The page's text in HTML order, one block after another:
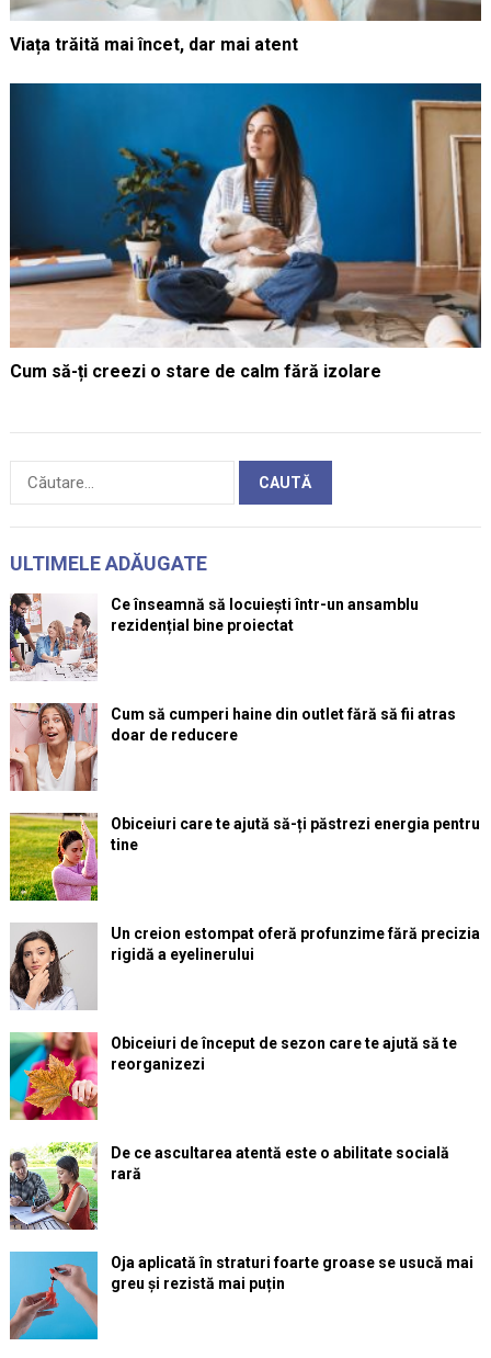
Viața trăită mai încet, dar mai atent
Cum să-ți creezi o stare de calm fără izolare
Caută
ULTIMELE ADĂUGATE
Ce înseamnă să locuiești într-un ansamblu
rezidențial bine proiectat
Cum să cumperi haine din outlet fără să fii atras
doar de reducere
Obiceiuri care te ajută să-ți păstrezi energia pentru
tine
Un creion estompat oferă profunzime fără precizia
rigidă a eyelinerului
Obiceiuri de început de sezon care te ajută să te
reorganizezi
De ce ascultarea atentă este o abilitate socială
rară
Oja aplicată în straturi foarte groase se usucă mai
greu și rezistă mai puțin